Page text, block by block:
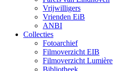
Vrijwilligers
Vrienden EiB
ANBI
Collecties
Fotoarchief
Filmoverzicht EIB
Filmoverzicht Lumière
Bibliotheek